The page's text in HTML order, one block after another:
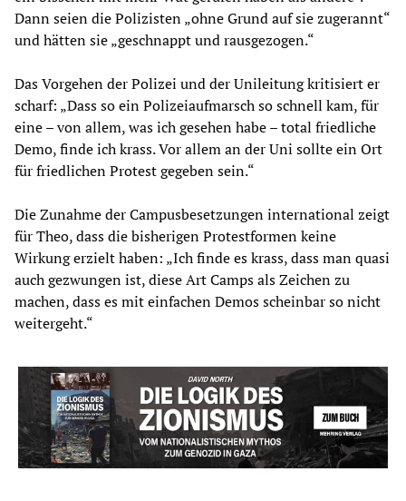
Dann seien die Polizisten „ohne Grund auf sie zugerannt“
und hätten sie „geschnappt und rausgezogen.“
Das Vorgehen der Polizei und der Unileitung kritisiert er
scharf: „Dass so ein Polizeiaufmarsch so schnell kam, für
eine – von allem, was ich gesehen habe – total friedliche
Demo, finde ich krass. Vor allem an der Uni sollte ein Ort
für friedlichen Protest gegeben sein.“
Die Zunahme der Campusbesetzungen international zeigt
für Theo, dass die bisherigen Protestformen keine
Wirkung erzielt haben: „Ich finde es krass, dass man quasi
auch gezwungen ist, diese Art Camps als Zeichen zu
machen, dass es mit einfachen Demos scheinbar so nicht
weitergeht.“